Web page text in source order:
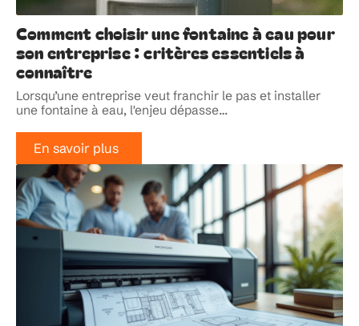
Comment choisir une fontaine à eau pour
son entreprise : critères essentiels à
connaître
Lorsqu’une entreprise veut franchir le pas et installer
une fontaine à eau, l'enjeu dépasse…
En savoir plus